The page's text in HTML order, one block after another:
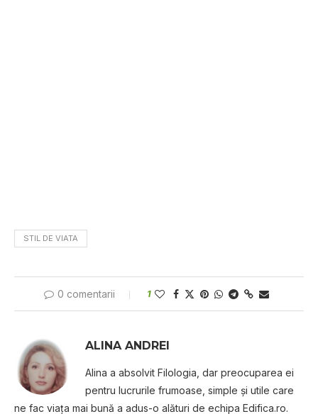
STIL DE VIATA
0 comentarii 1
ALINA ANDREI
Alina a absolvit Filologia, dar preocuparea ei
pentru lucrurile frumoase, simple şi utile care
ne fac viaţa mai bună a adus-o alături de echipa Edifica.ro.